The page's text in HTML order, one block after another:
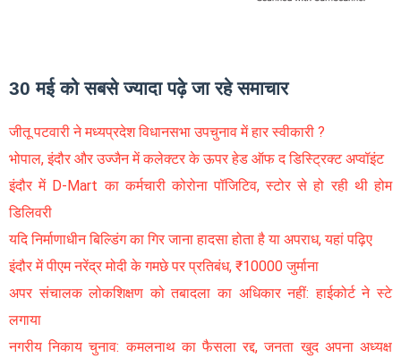
30 मई को सबसे ज्यादा पढ़े जा रहे समाचार
जीतू पटवारी ने मध्यप्रदेश विधानसभा उपचुनाव में हार स्वीकारी ?
भोपाल, इंदौर और उज्जैन में कलेक्टर के ऊपर हेड ऑफ द डिस्ट्रिक्ट अप्वॉइंट
इंदौर में D-Mart का कर्मचारी कोरोना पॉजिटिव, स्टोर से हो रही थी होम
डिलिवरी
यदि निर्माणाधीन बिल्डिंग का गिर जाना हादसा होता है या अपराध, यहां पढ़िए
इंदौर में पीएम नरेंद्र मोदी के गमछे पर प्रतिबंध, ₹10000 जुर्माना
अपर संचालक लोकशिक्षण को तबादला का अधिकार नहीं: हाईकोर्ट ने स्टे
लगाया
नगरीय निकाय चुनाव: कमलनाथ का फैसला रद्द, जनता खुद अपना अध्यक्ष